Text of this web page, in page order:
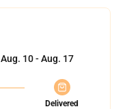
Aug. 10 - Aug. 17
Delivered